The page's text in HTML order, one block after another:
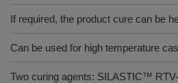
If required, the product cure can be
Can be used for high temperature
Two curing agents: SILASTIC™